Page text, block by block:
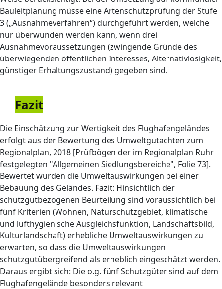
Bauleitplanung müsse eine Artenschutzprüfung der Stufe
3 („Ausnahmeverfahren“) durchgeführt werden, welche
nur überwunden werden kann, wenn drei
Ausnahmevoraussetzungen (zwingende Gründe des
überwiegenden öffentlichen Interesses, Alternativlosigkeit,
günstiger Erhaltungszustand) gegeben sind.
Fazit
Die Einschätzung zur Wertigkeit des Flughafengeländes
erfolgt aus der Bewertung des Umweltgutachten zum
Regionalplan, 2018 [Prüfbögen der im Regionalplan Ruhr
festgelegten "Allgemeinen Siedlungsbereiche", Folie 73].
Bewertet wurden die Umweltauswirkungen bei einer
Bebauung des Geländes. Fazit: Hinsichtlich der
schutzgutbezogenen Beurteilung sind voraussichtlich bei
fünf Kriterien (Wohnen, Naturschutzgebiet, klimatische
und lufthygienische Ausgleichsfunktion, Landschaftsbild,
Kulturlandschaft) erhebliche Umweltauswirkungen zu
erwarten, so dass die Umweltauswirkungen
schutzgutübergreifend als erheblich eingeschätzt werden.
Daraus ergibt sich: Die o.g. fünf Schutzgüter sind auf dem
Flughafengelände besonders relevant